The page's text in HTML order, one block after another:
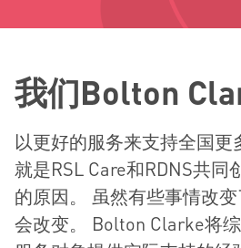
我们Bolton
以更好的服务来支持全国更
就是RSL Care和RDNS共
的原因。 虽然有些事情改
会改变。 Bolton Clarke将